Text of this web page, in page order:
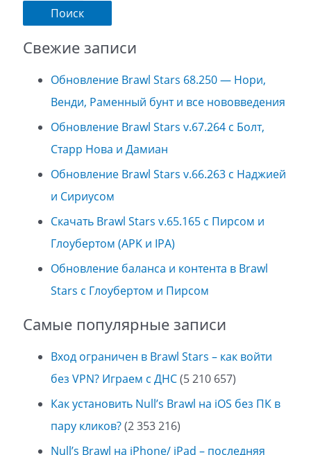
Свежие записи
Обновление Brawl Stars 68.250 — Нори,
Венди, Раменный бунт и все нововведения
Обновление Brawl Stars v.67.264 с Болт,
Старр Нова и Дамиан
Обновление Brawl Stars v.66.263 с Наджией
и Сириусом
Скачать Brawl Stars v.65.165 с Пирсом и
Глоубертом (APK и IPA)
Обновление баланса и контента в Brawl
Stars с Глоубертом и Пирсом
Самые популярные записи
Вход ограничен в Brawl Stars – как войти
без VPN? Играем с ДНС(5 210 657)
Как установить Null’s Brawl на iOS без ПК в
пару кликов?(2 353 216)
Null’s Brawl на iPhone/ iPad – последняя